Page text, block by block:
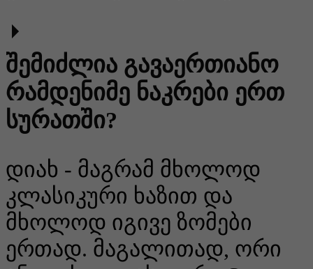
შემიძლია გავაერთიანო
რამდენიმე ნაკრები ერთ
სურათში?
დიახ - მაგრამ მხოლოდ
კლასიკური ხაზით და
მხოლოდ იგივე ზომები
ერთად. მაგალითად, ორი